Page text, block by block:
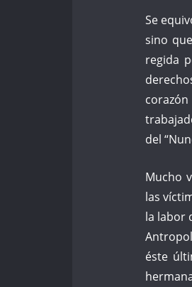
Se
sino
regida
del
Mucho
las
la labor
éste